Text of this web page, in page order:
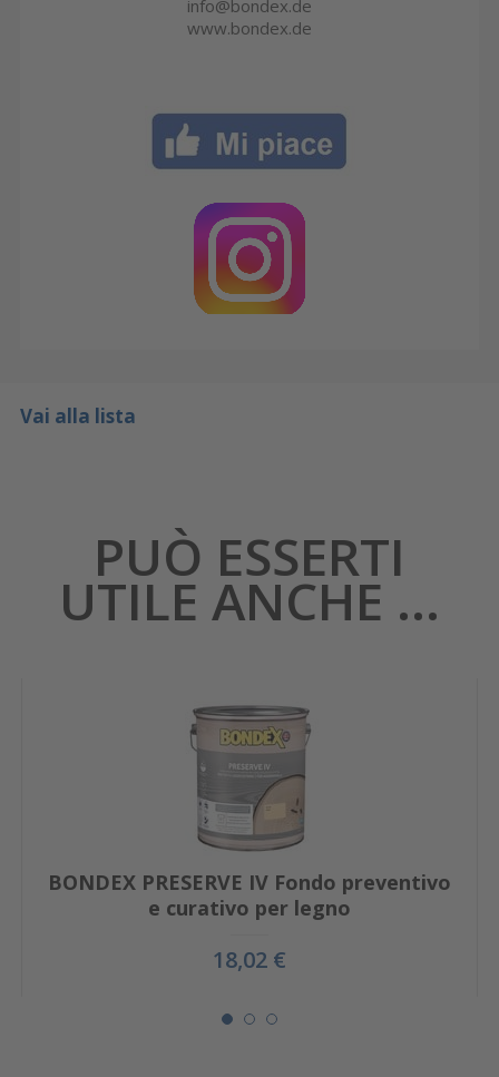
info@bondex.de
www.bondex.de
Vai alla lista
PUÒ ESSERTI
UTILE ANCHE ...
BONDEX PRESERVE IV Fondo preventivo
e curativo per legno
18,02 €